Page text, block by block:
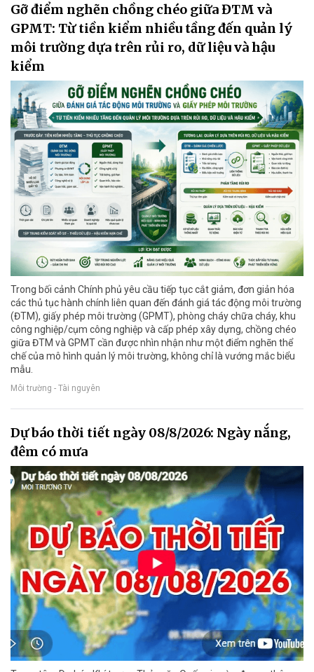
Gỡ điểm nghẽn chồng chéo giữa ĐTM và
GPMT: Từ tiền kiểm nhiều tầng đến quản lý
môi trường dựa trên rủi ro, dữ liệu và hậu
kiểm
Trong bối cảnh Chính phủ yêu cầu tiếp tục cắt giảm, đơn giản hóa
các thủ tục hành chính liên quan đến đánh giá tác động môi trường
(ĐTM), giấy phép môi trường (GPMT), phòng cháy chữa cháy, khu
công nghiệp/cụm công nghiệp và cấp phép xây dựng, chồng chéo
giữa ĐTM và GPMT cần được nhìn nhận như một điểm nghẽn thể
chế của mô hình quản lý môi trường, không chỉ là vướng mắc biểu
mẫu.
Môi trường - Tài nguyên
Dự báo thời tiết ngày 08/8/2026: Ngày nắng,
đêm có mưa